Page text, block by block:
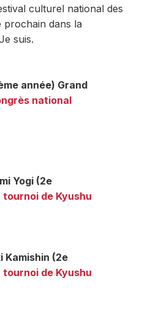
culturel national des
prochain dans la
suis.
année) Grand
national
Yogi (2e
de Kyushu
Kamishin (2e
de Kyushu